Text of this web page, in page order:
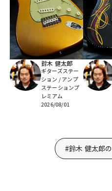
鈴木 健太郎
ギターズステー
ション / アンプ
ステーションプ
レミアム
2026/08/01
#鈴木 健太郎